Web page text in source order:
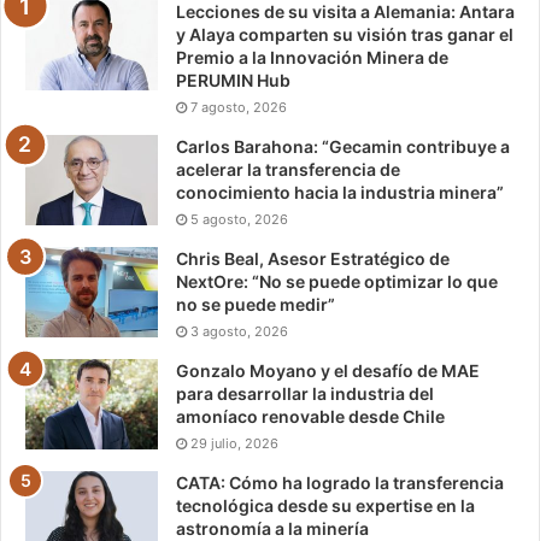
Lecciones de su visita a Alemania: Antara
y Alaya comparten su visión tras ganar el
Premio a la Innovación Minera de
PERUMIN Hub
7 agosto, 2026
Carlos Barahona: “Gecamin contribuye a
acelerar la transferencia de
conocimiento hacia la industria minera”
5 agosto, 2026
Chris Beal, Asesor Estratégico de
NextOre: “No se puede optimizar lo que
no se puede medir”
3 agosto, 2026
Gonzalo Moyano y el desafío de MAE
para desarrollar la industria del
amoníaco renovable desde Chile
29 julio, 2026
CATA: Cómo ha logrado la transferencia
tecnológica desde su expertise en la
astronomía a la minería